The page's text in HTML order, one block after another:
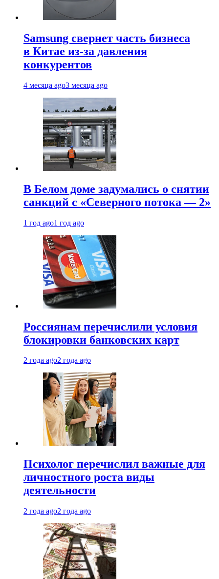
Samsung свернет часть бизнеса
в Китае из-за давления
конкурентов
4 месяца ago3 месяца ago
В Белом доме задумались о снятии
санкций с «Северного потока — 2»
1 год ago1 год ago
Россиянам перечислили условия
блокировки банковских карт
2 года ago2 года ago
Психолог перечислил важные для
личностного роста виды
деятельности
2 года ago2 года ago